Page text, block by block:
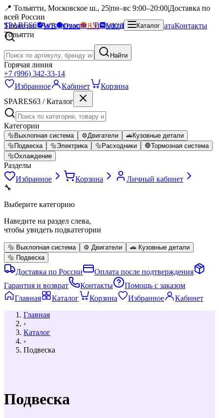
📍 Тольятти, Московское ш., 25|пн–вс 9:00–20:00|Доставка по
всей России
Также на:
WB Ozon ЯМ VK|ДоставкаОплатаКонтакты
Тольятти
SPARES63Автозапчасти · Тольятти Каталог
Найти
Горячая линия
+7 (996) 342-33-14
Избранное
Кабинет
Корзина
SPARES63 / Каталог
Категории
🔩 Выхлопная система ⚙️Двигатели 🚗Кузовные детали
🔩 Подвеска 🔩Электрика 🔩 Расходники 🛑Тормозная система
🔩Охлаждение
Разделы
Избранное
Корзина
Личный кабинет
🔧
Выберите категорию
Наведите на раздел слева,
чтобы увидеть подкатегории
🔩 Выхлопная система ⚙️ Двигатели 🚗 Кузовные детали
🔩 Подвеска
Доставка по России
Оплата после подтверждения
Гарантия и возврат
Контакты
Помощь с заказом
Главная
Каталог Корзина Избранное
Кабинет
Главная
›
Каталог
›
Подвеска
Подвеска